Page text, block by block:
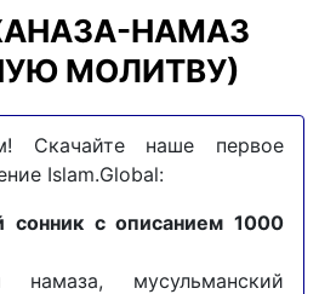
НАМАЗ
МОЛИТВУ)
Скачайте наше первое
Islam.Global:
сонник с описанием 1000
намаза, мусульманский